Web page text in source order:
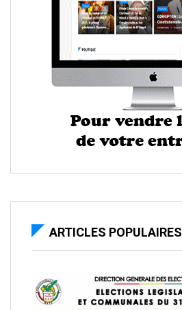
ARTICLES POPULAIRES